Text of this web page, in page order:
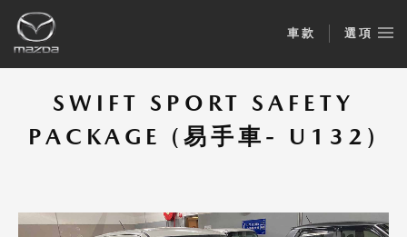
車款 選項
SWIFT SPORT SAFETY
PACKAGE (易手車- U132)